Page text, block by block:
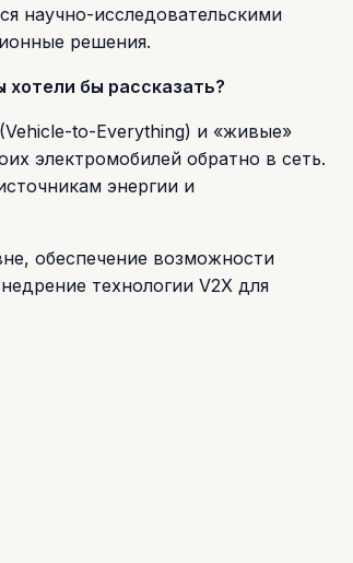
научно-исследовательскими
решения.
бы рассказать?
to-Everything) и «живые»
электромобилей обратно в сеть.
энергии и
обеспечение возможности
технологии V2X для